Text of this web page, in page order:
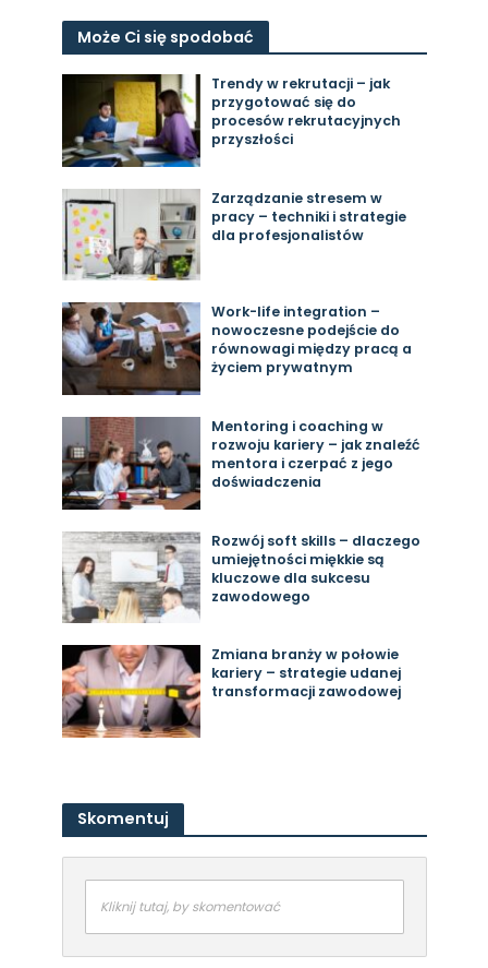
Może Ci się spodobać
Trendy w rekrutacji – jak
przygotować się do
procesów rekrutacyjnych
przyszłości
Zarządzanie stresem w
pracy – techniki i strategie
dla profesjonalistów
Work-life integration –
nowoczesne podejście do
równowagi między pracą a
życiem prywatnym
Mentoring i coaching w
rozwoju kariery – jak znaleźć
mentora i czerpać z jego
doświadczenia
Rozwój soft skills – dlaczego
umiejętności miękkie są
kluczowe dla sukcesu
zawodowego
Zmiana branży w połowie
kariery – strategie udanej
transformacji zawodowej
Skomentuj
Kliknij tutaj, by skomentować